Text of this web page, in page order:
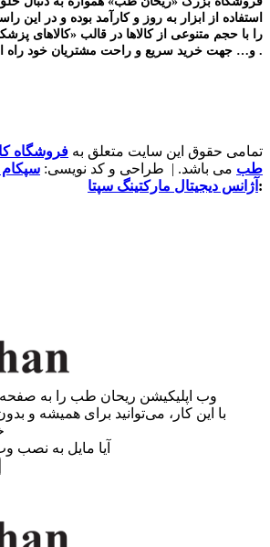
استفاده از ابزار به روز و کارآمد بوده و در این
را با حجم متنوعی از کالاها در قالب «کالاهای
و… جهت خرید سریع و راحت مشتریان خود راه اندازی نموده است .
تمامی حقوق این سایت متعلق به فروشگاه
طب می باشد. | طراحی و کد نویسی:
: آژانس دیجیتال مارکتینگ سپتا
وب ‌اپلیکیشن ریحان طب را به
با این کار، می‌توانید برای همیشه و
آیا مایل به نصب